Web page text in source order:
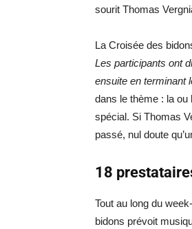
sourit Thomas
La Croisée des
Les participants ont
ensuite en terminant
dans le thème : la ou
spécial. Si Thomas
passé, nul doute
18
Tout au long du
bidons prévoit